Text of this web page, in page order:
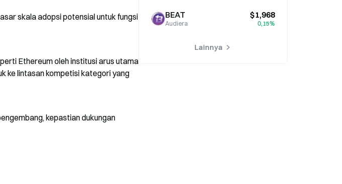
skala adopsi potensial untuk fungsi
Ethereum oleh institusi arus utama
ke lintasan kompetisi kategori yang
kepastian dukungan
BEAT
Audiera
$1,968
0,15%
Lainnya